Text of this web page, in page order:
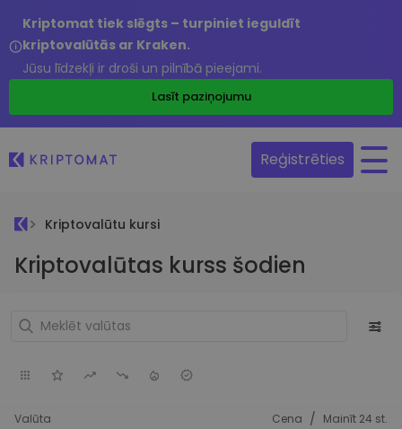
Kriptomat tiek slēgts – turpiniet ieguldīt
kriptovalūtās ar Kraken.
Jūsu līdzekļi ir droši un pilnībā pieejami.
Lasīt paziņojumu
Reģistrēties
Kriptovalūtu kursi
Kriptovalūtas kurss šodien
Valūta Cena / Mainīt 24 st.